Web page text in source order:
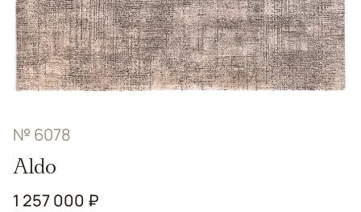
№ 6078
Aldo
1 257 000 ₽